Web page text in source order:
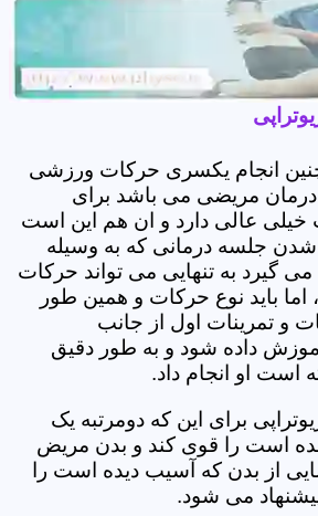
انجام یکسری حرکات ورزشی
مریضی می باشد برای
خیلی عالی دارد و ان هم این است
شدن جلسه درمانی که به وسیله
می گیرد به تنهایی می تواند حرکات
اما باید نوع حرکات و همین طور
و تمرینات اول از جانب
آموزش داده شود و به طور دقیق
است او انجام داد.
برای این که دومرتبه یک
است را قوی کند و بدن مریض
از بدن که آسیب دیده است را
می شود.